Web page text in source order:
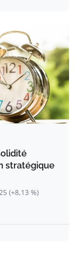
stratégique
(+8,13 %)